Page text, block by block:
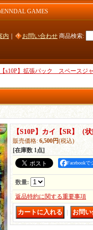
GAMES
内 お問い合わせ 商品検索:
【s10P】拡張パック スペースジ
【S10P】カイ【SR】（状
販売価格: 6,500円(税込)
[在庫数 1点]
Facebookで
数量:
返品特約に関する重要事項